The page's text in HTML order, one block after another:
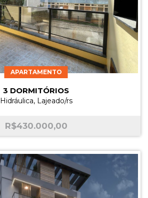
APARTAMENTO
3 DORMITÓRIOS
Hidráulica, Lajeado/rs
R$430.000,00